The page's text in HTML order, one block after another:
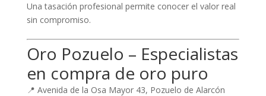
Una tasación profesional permite conocer el valor real
sin compromiso.
Oro Pozuelo – Especialistas
en compra de oro puro
📍 Avenida de la Osa Mayor 43, Pozuelo de Alarcón